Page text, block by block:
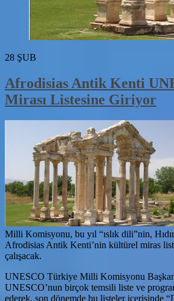
28 ŞUB
Afrodisias Antik Kenti
Mirası Listesine Giriyor
Milli Komisyonu, bu yıl “ıslık dili”nin,
Afrodisias Antik Kenti’nin kültürel miras
çalışacak.
UNESCO Türkiye Milli Komisyonu
UNESCO’nun birçok temsili liste ve
ederek, son dönemde bu listeler içerisinde